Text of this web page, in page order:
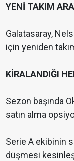
YENİ TAKIM
Galatasaray,
için yeniden
KİRALANDIĞI
Sezon başında
satın alma
Serie A ekibinin
düşmesi